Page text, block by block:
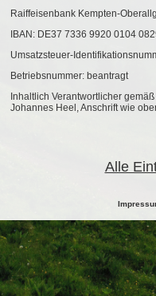
Raiffeisenbank Kempten-
IBAN: DE37 7336 9920 0104
Umsatzsteuer-
Betriebsnummer: beantragt
Inhaltlich Verantwortlicher
Johannes Heel, Anschrift wie
Alle